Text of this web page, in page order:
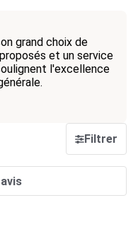
grand choix de
et un service
l'excellence
Filtrer